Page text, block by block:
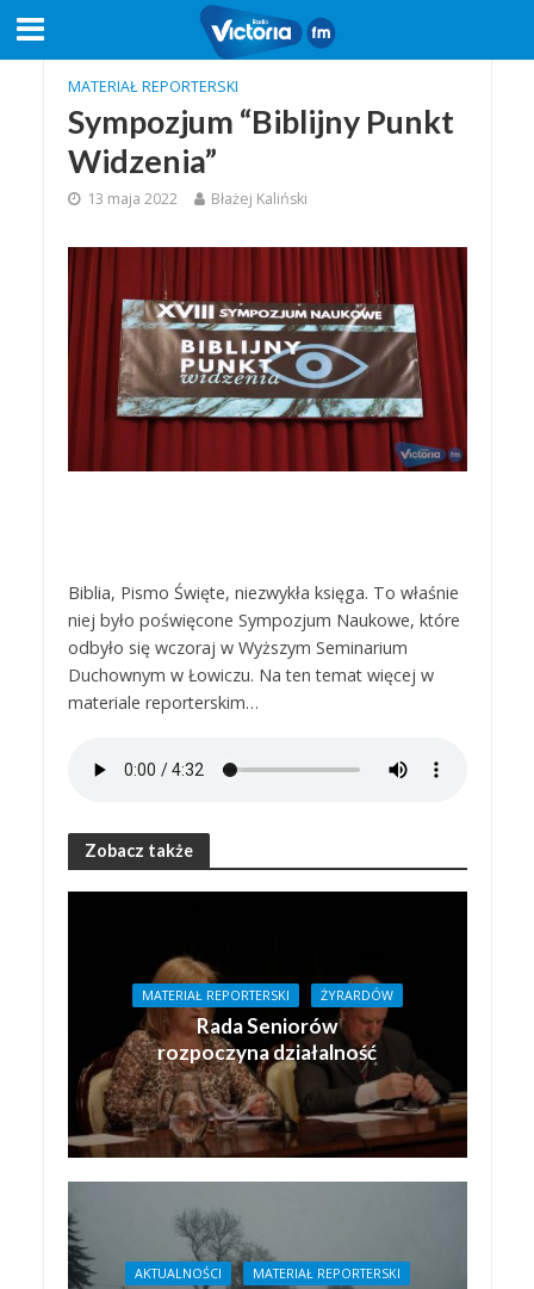
MATERIAŁ REPORTERSKI
Sympozjum “Biblijny Punkt
Widzenia”
13 maja 2022 Błażej Kaliński
Biblia, Pismo Święte, niezwykła księga. To właśnie
niej było poświęcone Sympozjum Naukowe, które
odbyło się wczoraj w Wyższym Seminarium
Duchownym w Łowiczu. Na ten temat więcej w
materiale reporterskim…
Zobacz także
MATERIAŁ REPORTERSKI ŻYRARDÓW
Rada Seniorów
rozpoczyna działalność
AKTUALNOŚCI MATERIAŁ REPORTERSKI